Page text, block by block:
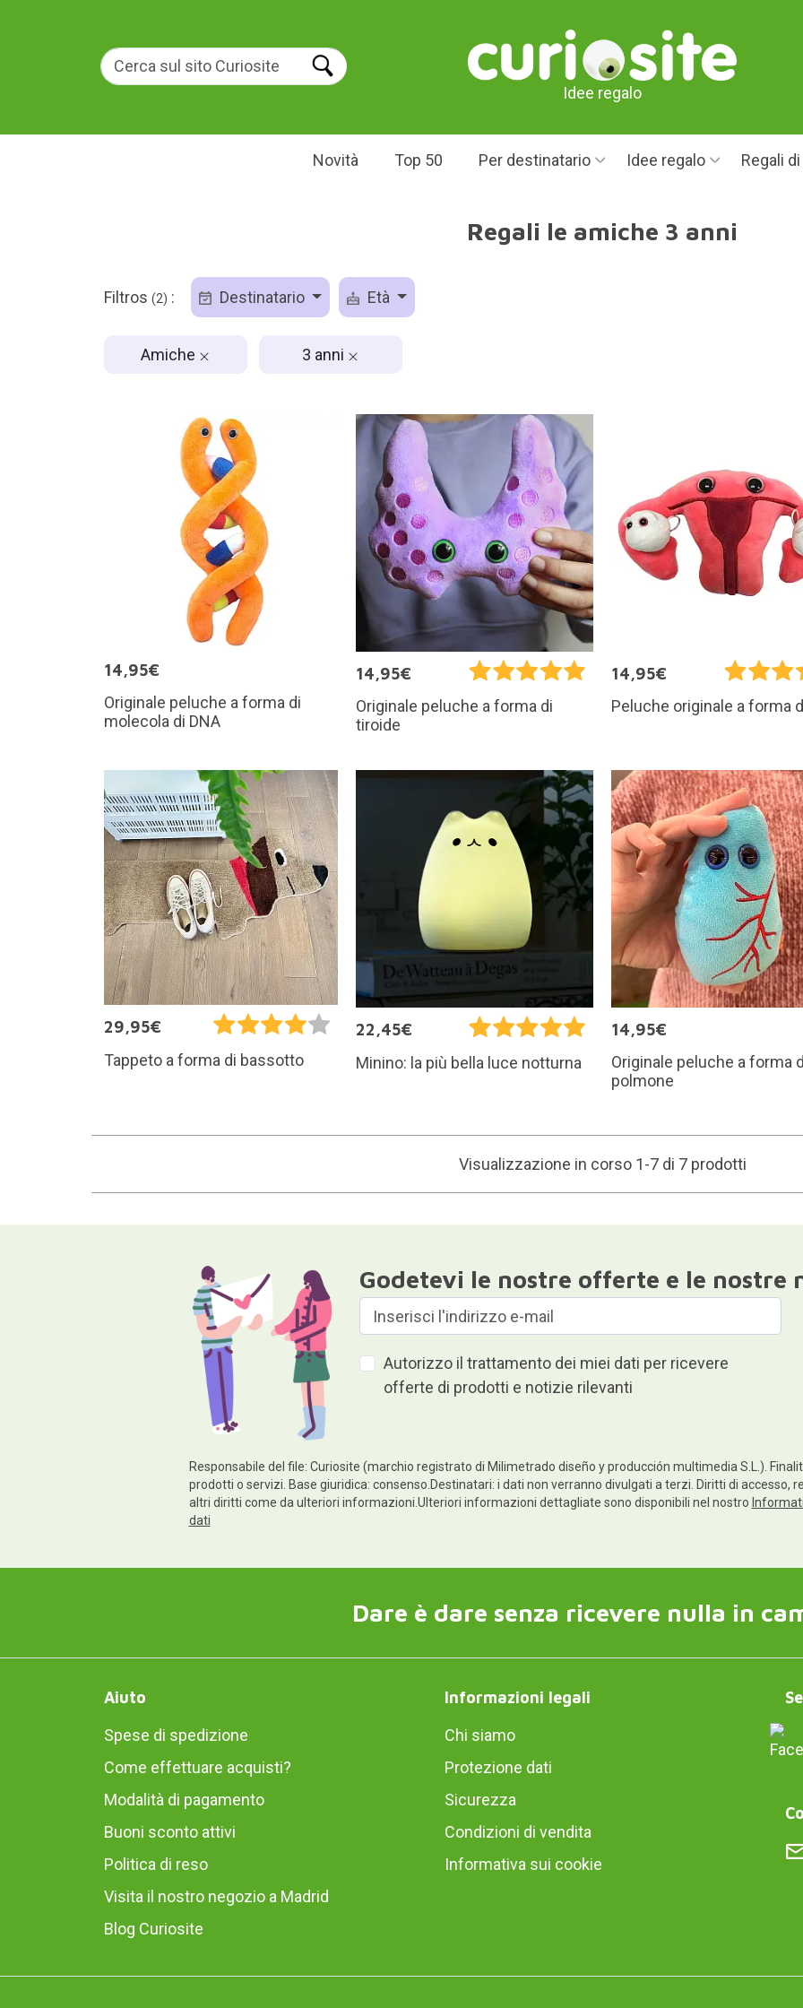
Idee regalo
Novità Top 50 Per destinatario Idee regalo Regali
Regali le amiche 3 anni
Filtros (2) : Destinatario Età
Amiche 3 anni
14,95€
Originale peluche a forma di
molecola di DNA
14,95€
Originale peluche a forma di
tiroide
14,95€
Peluche originale a forma
29,95€
Tappeto a forma di bassotto
22,45€
Minino: la più bella luce notturna
14,95€
Originale peluche a forma
polmone
Visualizzazione in corso 1-7 di 7 prodotti
Godetevi le nostre offerte e le nostre
Autorizzo il trattamento dei miei dati per ricevere
offerte di prodotti e notizie rilevanti
Responsabile del file: Curiosite (marchio registrato di Milimetrado diseño y producción multimedia S.L.).
prodotti o servizi. Base giuridica: consenso.Destinatari: i dati non verranno divulgati a terzi. Diritti di accesso,
altri diritti come da ulteriori informazioni.Ulteriori informazioni dettagliate sono disponibili nel nostro
dati
Dare è dare senza ricevere nulla in
Aiuto
Spese di spedizione
Come effettuare acquisti?
Modalità di pagamento
Buoni sconto attivi
Politica di reso
Visita il nostro negozio a Madrid
Blog Curiosite
Informazioni legali
Chi siamo
Protezione dati
Sicurezza
Condizioni di vendita
Informativa sui cookie